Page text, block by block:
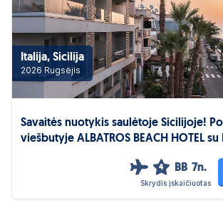
Italija, Sicilija
2026 Rugsėjis
Savaitės nuotykis saulėtoje Sicilijoje!
viešbutyje ALBATROS BEACH HOTEL
4 BB 7n.
Skrydis įskaičiuotas